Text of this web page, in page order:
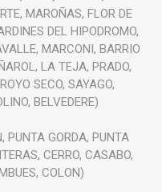
MAROÑAS, FLOR DE
DEL HIPODROMO,
MARCONI, BARRIO
LA TEJA, PRADO,
SECO, SAYAGO,
BELVEDERE)
PUNTA GORDA, PUNTA
CERRO, CASABO,
COLON)